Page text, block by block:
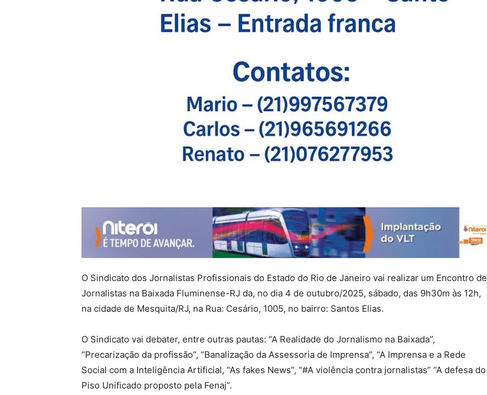
O Sindicato dos Jornalistas Profissionais do Estado do Rio de Janeiro vai realizar um Encontro de
Jornalistas na Baixada Fluminense-RJ da, no dia 4 de outubro/2025, sábado, das 9h30m às 12h,
na cidade de Mesquita/RJ, na Rua: Cesário, 1005, no bairro: Santos Elias.
O Sindicato vai debater, entre outras pautas: “A Realidade do Jornalismo na Baixada”,
“Precarização da profissão”, “Banalização da Assessoria de Imprensa”, “A Imprensa e a Rede
Social com a Inteligência Artificial, “As fakes News”, “#A violência contra jornalistas” “A defesa do
Piso Unificado proposto pela Fenaj”.